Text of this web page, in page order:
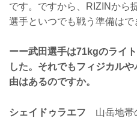
です。ですから、RIZINから
選手といつでも戦う準備はで
ーー武田選手は71kgのライ
した。それでもフィジカル
由はあるのですか。
シェイドゥラエフ 山岳地帯